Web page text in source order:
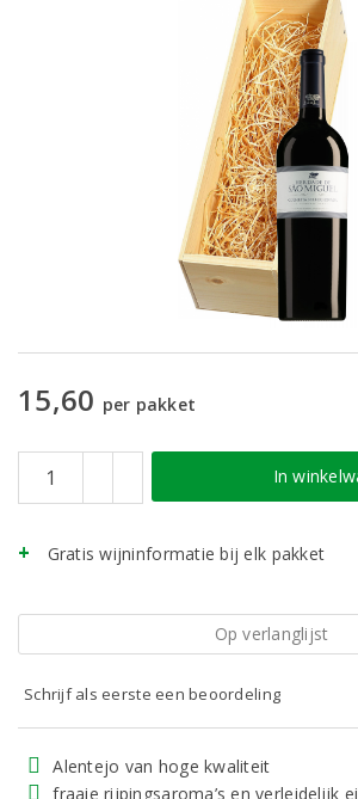
15,60 per pakket
In
Gratis wijninformatie bij elk pakket
Op verlanglijst
Schrijf als eerste een beoordeling
Alentejo van hoge kwaliteit
fraaie rijpingsaroma’s en verleidelijk